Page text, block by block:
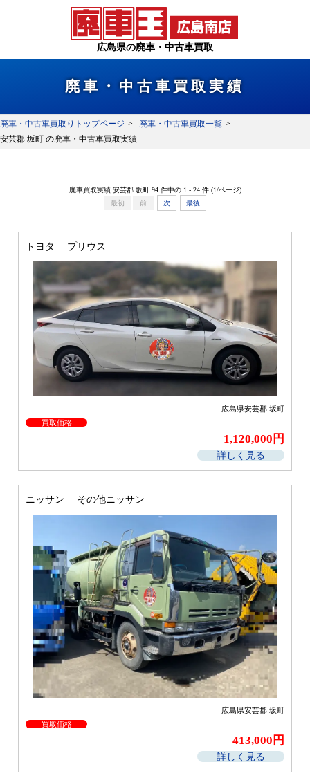
広島県の廃車・中古車買取
廃車・中古車買取実績
廃車・中古車買取りトップページ
廃車・中古車買取一覧
安芸郡 坂町 の廃車・中古車買取実績
廃車買取実績 安芸郡 坂町 94 件中の 1 - 24 件 (1/ページ)
最初
前 次 最後
トヨタ プリウス
広島県安芸郡 坂町
買取価格
1,120,000円
詳しく見る
ニッサン その他ニッサン
広島県安芸郡 坂町
買取価格
413,000円
詳しく見る